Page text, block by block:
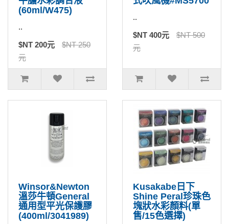
(60ml/W475)
..
$NT 200元
$NT 250
元
..
$NT 400元
$NT 500
元
Winsor&Newton
溫莎牛頓General
通用型平光保護膠
(400ml/3041989)
Kusakabe日下
Shine Peral珍珠色
塊狀水彩顏料(單
售/15色選擇)